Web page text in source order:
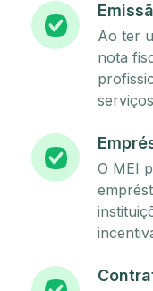
Ao ter
nota
O MEI